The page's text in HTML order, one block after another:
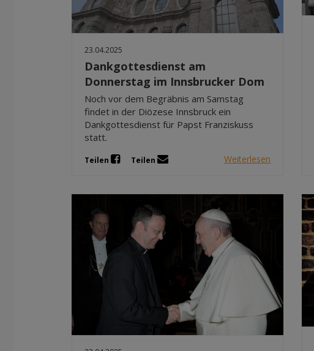
23.04.2025
Dankgottesdienst am
Donnerstag im Innsbrucker Dom
Noch vor dem Begräbnis am Samstag
findet in der Diözese Innsbruck ein
Dankgottesdienst für Papst Franziskuss
statt.
Teilen Teilen Weiterlesen